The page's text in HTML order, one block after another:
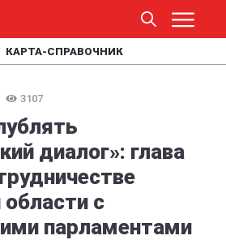
КАРТА-СПРАВОЧНИК
3107
диалог»: глава
с
парламентами